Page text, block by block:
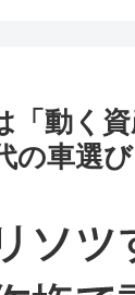
「動く
の車選び